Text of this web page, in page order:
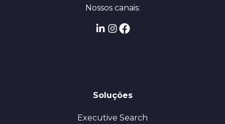
Nossos canais:
Soluções
Executive Search